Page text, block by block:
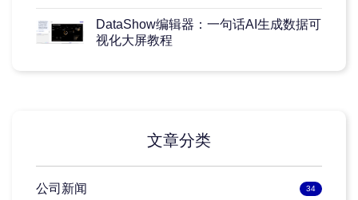
DataShow编辑器：一句话AI生成数据可
视化大屏教程
文章分类
公司新闻 34